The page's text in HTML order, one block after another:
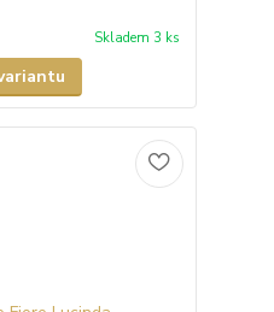
Skladem 3 ks